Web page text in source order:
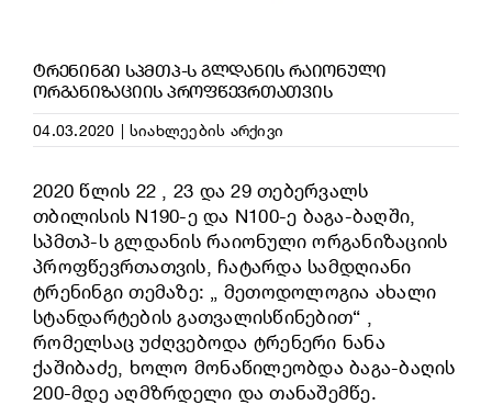
ᲢᲠᲔᲜᲘᲜᲒᲘ ᲡᲞᲛᲗᲞ-Ს ᲒᲚᲓᲐᲜᲘᲡ ᲠᲐᲘᲝᲜᲣᲚᲘ
ᲝᲠᲒᲐᲜᲘᲖᲐᲪᲘᲘᲡ ᲞᲠᲝᲤᲬᲔᲕᲠᲗᲐᲗᲕᲘᲡ
04.03.2020 | სიახლეების არქივი
2020 წლის 22 , 23 და 29 თებერვალს
თბილისის N190-ე და N100-ე ბაგა-ბაღში,
სპმთპ-ს გლდანის რაიონული ორგანიზაციის
პროფწევრთათვის, ჩატარდა სამდღიანი
ტრენინგი თემაზე: „ მეთოდოლოგია ახალი
სტანდარტების გათვალისწინებით“ ,
რომელსაც უძღვებოდა ტრენერი ნანა
ქაშიბაძე, ხოლო მონაწილეობდა ბაგა-ბაღის
200-მდე აღმზრდელი და თანაშემწე.